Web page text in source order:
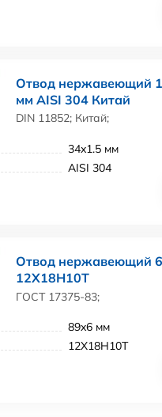
Отвод нержавеющий
мм AISI 304 Китай
DIN 11852; Китай;
34x1.5 мм
AISI 304
Отвод нержавеющий
12Х18Н10Т
ГОСТ 17375-83;
89x6 мм
12Х18Н10Т